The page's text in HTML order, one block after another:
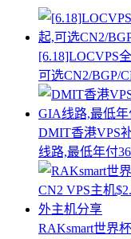
[6.18]LOCVPS
可选CN2/BGP/
DMIT香港VPS
线路,最低年付
RAKsmart世界